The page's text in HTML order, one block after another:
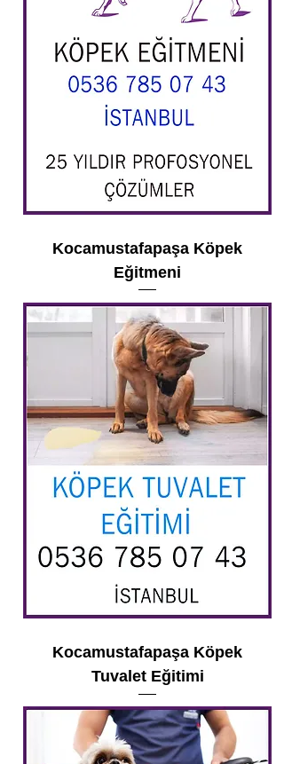
Kocamustafapaşa Köpek
Eğitmeni
Kocamustafapaşa Köpek
Tuvalet Eğitimi